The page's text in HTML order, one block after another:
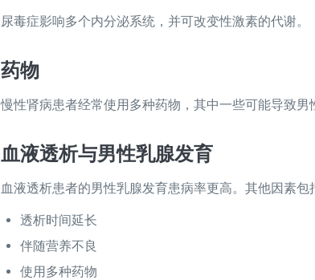
尿毒症影响多个内分泌系统，并可改变性激素的代谢。
药物
慢性肾病患者经常使用多种药物，其中一些可能导致男
血液透析与男性乳腺发育
血液透析患者的男性乳腺发育患病率更高。其他因素包
透析时间延长
伴随营养不良
使用多种药物